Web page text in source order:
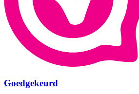
Goedgekeurd